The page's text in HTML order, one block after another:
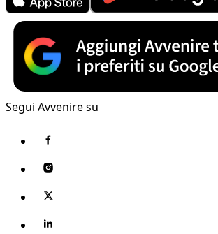
Segui Avvenire su